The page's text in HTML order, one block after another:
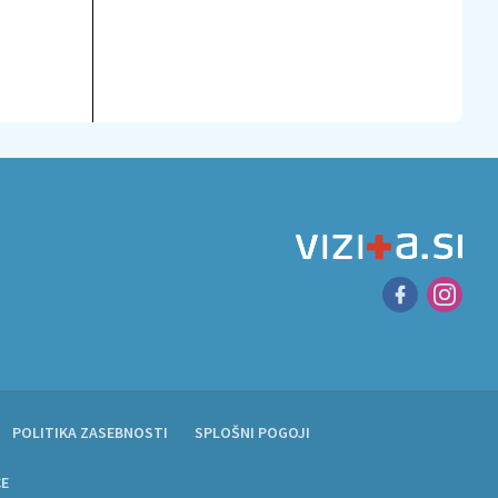
POLITIKA ZASEBNOSTI SPLOŠNI POGOJI